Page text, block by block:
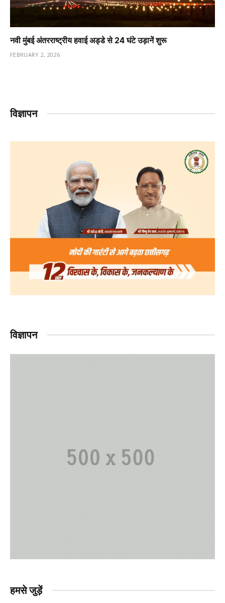
नवी मुंबई अंतरराष्ट्रीय हवाई अड्डे से 24 घंटे उड़ानें शुरू
FEBRUARY 2, 2026
विज्ञापन
विज्ञापन
हमसे जुड़ें